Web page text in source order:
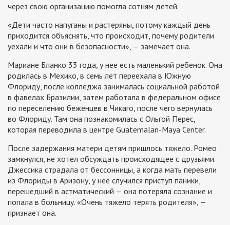
через свою организацию помогла сотням детей.
«Дети часто напуганы и растеряны, потому каждый день
приходится объяснять, что происходит, почему родители
уехали и что они в безопасности», — замечает она.
Мариане Бланко 33 года, у нее есть маленький ребенок. Она
родилась в Мехико, в семь лет переехала в Южную
Флориду, после колледжа занималась социальной работой
в фавелах Бразилии, затем работала в федеральном офисе
по переселению беженцев в Чикаго, после чего вернулась
во Флориду. Там она познакомилась с Ольгой Перес,
которая переводила в центре Guatemalan-Maya Center.
После задержания матери детям пришлось тяжело. Ромео
замкнулся, не хотел обсуждать происходящее с друзьями.
Джессика страдала от бессонницы, а когда мать перевели
из Флориды в Аризону, у нее случился приступ паники,
перешедший в астматический — она потеряла сознание и
попала в больницу. «Очень тяжело терять родителя», —
признает она.